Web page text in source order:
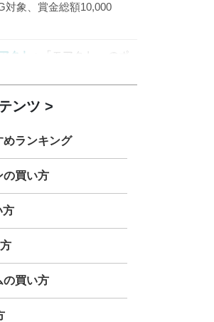
対象、賞金総額10,000
クト
「モアクト」 のポ
追加
コイン「JPYSC」徹底解
開催
ンツ
ランキング
の買い方
方
の買い方